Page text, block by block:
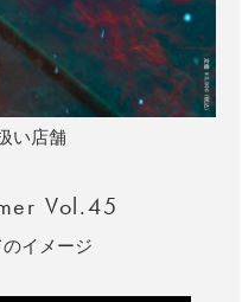
い店舗
Vol.45
イメージ